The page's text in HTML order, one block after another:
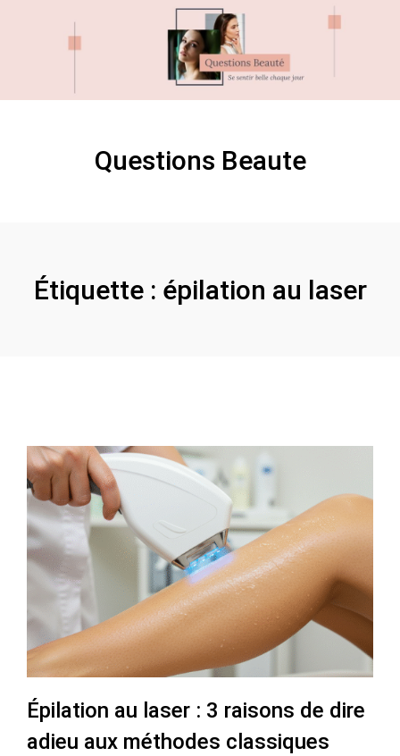
Questions Beaute
Étiquette : épilation au laser
Épilation au laser : 3 raisons de dire
adieu aux méthodes classiques